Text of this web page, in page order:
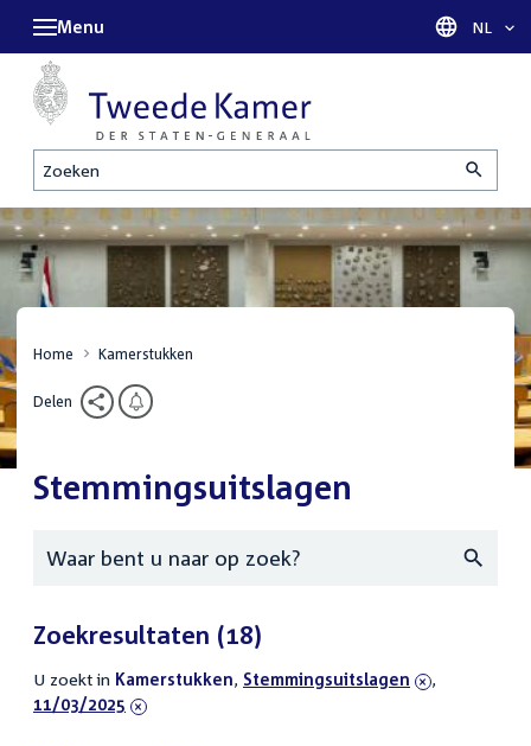
Zoeken
Menu Taal
NL
Home Kamerstukken
Delen
Stemmingsuitslagen
Zoeken
Zoekresultaten (18)
U zoekt in actieve
filters
Kamerstukken, verwijder
Stemmingsuitslagen ,
11/03/2025